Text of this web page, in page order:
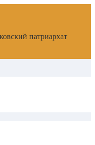
патриархат